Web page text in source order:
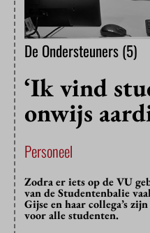
De Ondersteuners (5)
‘Ik vind
onwijs
Personeel
Zodra er iets op de VU
van de Studentenbalie
Gijse en haar collega’s
voor alle studenten.